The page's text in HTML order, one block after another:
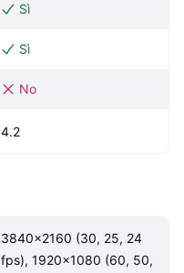
Sì
Sì
No
4.2
3840×2160 (30, 25, 24
fps), 1920x1080 (60, 50,